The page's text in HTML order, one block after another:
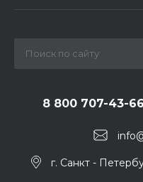
8 800 707-43-66
г. Санкт -